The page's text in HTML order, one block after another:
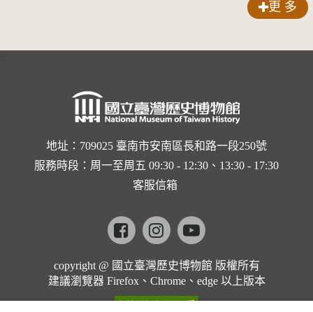
更 多
地址：709025 臺南市安南區長和路一段250號
服務時段：周一至周五 09:30 - 12:30、13:30 - 17:30
客服信箱
Facebookinstagramyoutube
copyright @ 國立臺灣歷史博物館 版權所有
建議瀏覽器 Firefox、Chrome、edge 以上版本